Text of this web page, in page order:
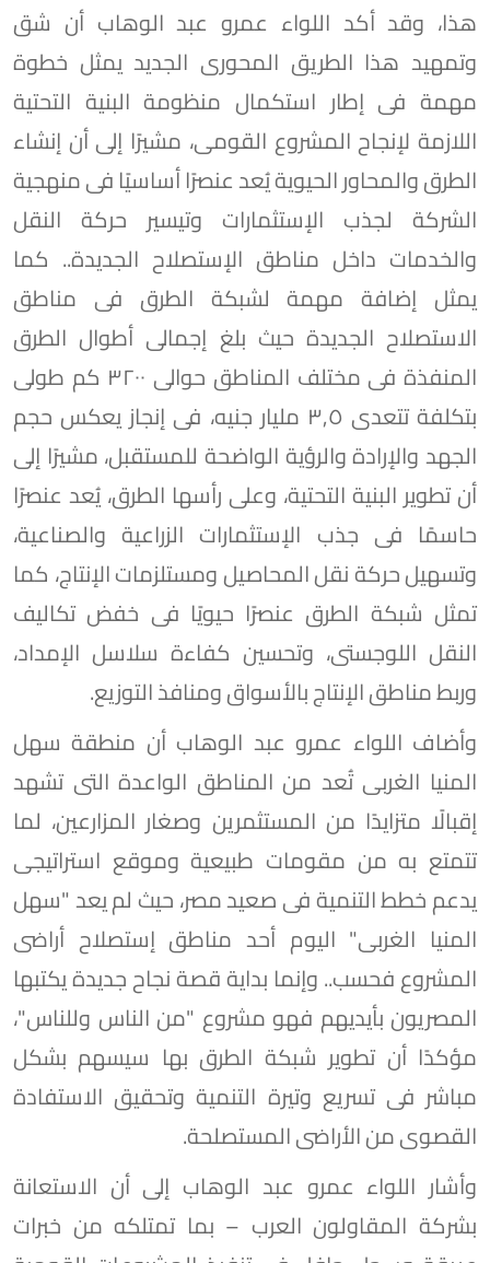
هذا، وقد أكد اللواء عمرو عبد الوهاب أن شق
وتمهيد هذا الطريق المحورى الجديد يمثل خطوة
مهمة فى إطار استكمال منظومة البنية التحتية
اللازمة لإنجاح المشروع القومى، مشيرًا إلى أن إنشاء
الطرق والمحاور الحيوية يُعد عنصرًا أساسيًا فى منهجية
الشركة لجذب الإستثمارات وتيسير حركة النقل
والخدمات داخل مناطق الإستصلاح الجديدة.. كما
يمثل إضافة مهمة لشبكة الطرق فى مناطق
الاستصلاح الجديدة حيث بلغ إجمالى أطوال الطرق
المنفذة فى مختلف المناطق حوالى ٣٢٠٠ كم طولى
بتكلفة تتعدى ٣,٥ مليار جنيه، فى إنجاز يعكس حجم
الجهد والإرادة والرؤية الواضحة للمستقبل، مشيرًا إلى
أن تطوير البنية التحتية، وعلى رأسها الطرق، يُعد عنصرًا
حاسمًا فى جذب الإستثمارات الزراعية والصناعية،
وتسهيل حركة نقل المحاصيل ومستلزمات الإنتاج، كما
تمثل شبكة الطرق عنصرًا حيويًا فى خفض تكاليف
النقل اللوجستى، وتحسين كفاءة سلاسل الإمداد،
وربط مناطق الإنتاج بالأسواق ومنافذ التوزيع.
وأضاف اللواء عمرو عبد الوهاب أن منطقة سهل
المنيا الغربى تُعد من المناطق الواعدة التى تشهد
إقبالًا متزايدًا من المستثمرين وصغار المزارعين، لما
تتمتع به من مقومات طبيعية وموقع استراتيجى
يدعم خطط التنمية فى صعيد مصر، حيث لم يعد "سهل
المنيا الغربى" اليوم أحد مناطق إستصلاح أراضى
المشروع فحسب.. وإنما بداية قصة نجاح جديدة يكتبها
المصريون بأيديهم فهو مشروع "من الناس وللناس"،
مؤكدًا أن تطوير شبكة الطرق بها سيسهم بشكل
مباشر فى تسريع وتيرة التنمية وتحقيق الاستفادة
القصوى من الأراضى المستصلحة.
وأشار اللواء عمرو عبد الوهاب إلى أن الاستعانة
بشركة المقاولون العرب – بما تمتلكه من خبرات